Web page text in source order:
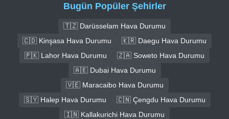
Bugün Popüler Şehirler
🇹🇿 Darüsselam Hava Durumu
🇨🇩 Kinşasa Hava Durumu
🇰🇷 Daegu Hava Durumu
🇵🇰 Lahor Hava Durumu
🇿🇦 Soweto Hava Durumu
🇦🇪 Dubai Hava Durumu
🇻🇪 Maracaibo Hava Durumu
🇸🇾 Halep Hava Durumu
🇨🇳 Çengdu Hava Durumu
🇮🇳 Kallakurichi Hava Durumu